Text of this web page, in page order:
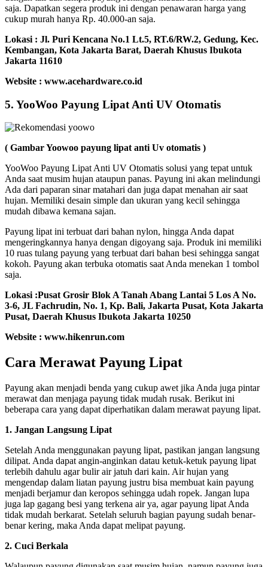
saja. Dapatkan segera produk ini dengan penawaran harga yang
cukup murah hanya Rp. 40.000-an saja.
Lokasi : Jl. Puri Kencana No.1 Lt.5, RT.6/RW.2, Gedung, Kec.
Kembangan, Kota Jakarta Barat, Daerah Khusus Ibukota
Jakarta 11610
Website : www.acehardware.co.id
5. YooWoo Payung Lipat Anti UV Otomatis
( Gambar Yoowoo payung lipat anti Uv otomatis )
YooWoo Payung Lipat Anti UV Otomatis solusi yang tepat untuk
Anda saat musim hujan ataupun panas. Payung ini akan melindungi
Ada dari paparan sinar matahari dan juga dapat menahan air saat
hujan. Memiliki desain simple dan ukuran yang kecil sehingga
mudah dibawa kemana sajan.
Payung lipat ini terbuat dari bahan nylon, hingga Anda dapat
mengeringkannya hanya dengan digoyang saja. Produk ini memiliki
10 ruas tulang payung yang terbuat dari bahan besi sehingga sangat
kokoh. Payung akan terbuka otomatis saat Anda menekan 1 tombol
saja.
Lokasi :Pusat Grosir Blok A Tanah Abang Lantai 5 Los A No.
3-6, JL Fachrudin, No. 1, Kp. Bali, Jakarta Pusat, Kota Jakarta
Pusat, Daerah Khusus Ibukota Jakarta 10250
Website : www.hikenrun.com
Cara Merawat Payung Lipat
Payung akan menjadi benda yang cukup awet jika Anda juga pintar
merawat dan menjaga payung tidak mudah rusak. Berikut ini
beberapa cara yang dapat diperhatikan dalam merawat payung lipat.
1. Jangan Langsung Lipat
Setelah Anda menggunakan payung lipat, pastikan jangan langsung
dilipat. Anda dapat angin-anginkan datau ketuk-ketuk payung lipat
terlebih dahulu agar bulir air jatuh dari kain. Air hujan yang
mengendap dalam liatan payung justru bisa membuat kain payung
menjadi berjamur dan keropos sehingga udah ropek. Jangan lupa
juga lap gagang besi yang terkena air ya, agar payung lipat Anda
tidak mudah berkarat. Setelah seluruh bagian payung sudah benar-
benar kering, maka Anda dapat melipat payung.
2. Cuci Berkala